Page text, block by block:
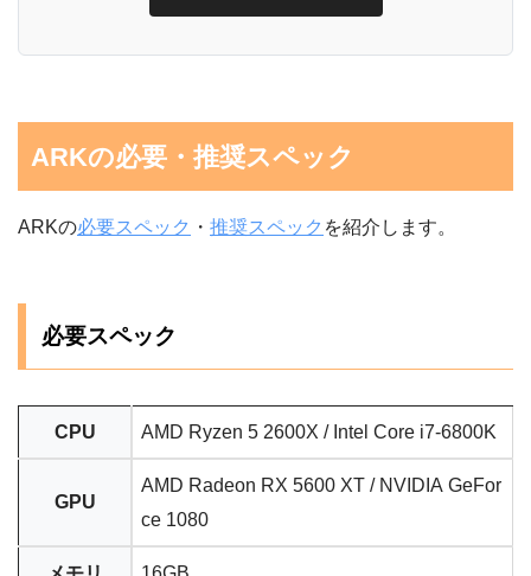
ARKの必要・推奨スペック
ARKの必要スペック ・ 推奨スペック を紹介します。
必要スペック
CPU AMD Ryzen 5 2600X / Intel Core i7-6800K
GPU
AMD Radeon RX 5600 XT / NVIDIA GeFor
ce 1080